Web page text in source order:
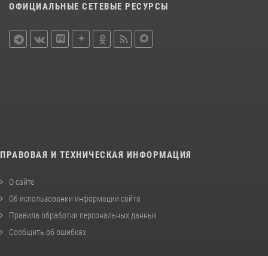
ОФИЦИАЛЬНЫЕ СЕТЕВЫЕ РЕСУРСЫ
ПРАВОВАЯ И ТЕХНИЧЕСКАЯ ИНФОРМАЦИЯ
О сайте
Об использовании информации сайта
Правила обработки персональных данных
Сообщить об ошибках